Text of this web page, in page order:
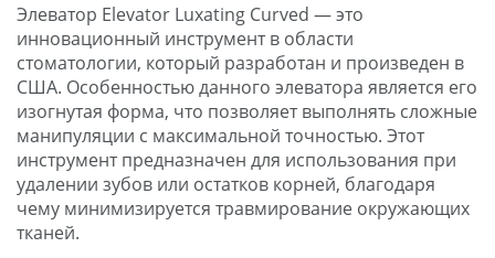
Элеватор Elevator Luxating Curved — это
инновационный инструмент в области
стоматологии, который разработан и произведен в
США. Особенностью данного элеватора является его
изогнутая форма, что позволяет выполнять сложные
манипуляции с максимальной точностью. Этот
инструмент предназначен для использования при
удалении зубов или остатков корней, благодаря
чему минимизируется травмирование окружающих
тканей.